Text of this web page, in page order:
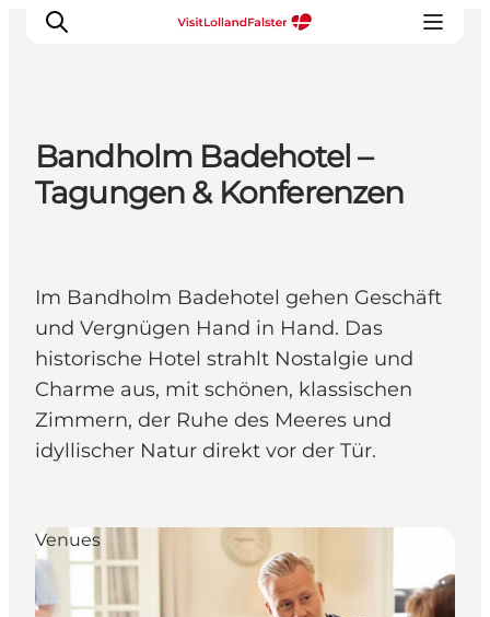
Natur und Outdoor
Familienurlaub
Urlaubsplaner
Bandholm Badehotel –
Tagungen & Konferenzen
Im Bandholm Badehotel gehen Geschäft
und Vergnügen Hand in Hand. Das
historische Hotel strahlt Nostalgie und
Charme aus, mit schönen, klassischen
Zimmern, der Ruhe des Meeres und
idyllischer Natur direkt vor der Tür.
Venues